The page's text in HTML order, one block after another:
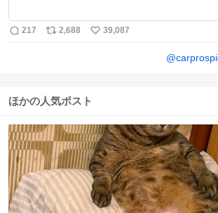
217 2,688 39,087
@carprospi
ほかの人気ポスト